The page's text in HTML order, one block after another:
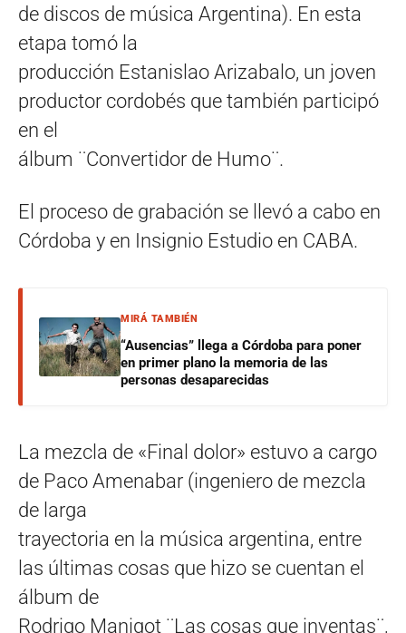
de discos de música Argentina). En esta
etapa tomó la
producción Estanislao Arizabalo, un joven
productor cordobés que también participó
en el
álbum ¨Convertidor de Humo¨.
El proceso de grabación se llevó a cabo en
Córdoba y en Insignio Estudio en CABA.
MIRÁ TAMBIÉN
“Ausencias” llega a Córdoba para poner
en primer plano la memoria de las
personas desaparecidas
La mezcla de «Final dolor» estuvo a cargo
de Paco Amenabar (ingeniero de mezcla
de larga
trayectoria en la música argentina, entre
las últimas cosas que hizo se cuentan el
álbum de
Rodrigo Manigot ¨Las cosas que inventas¨,